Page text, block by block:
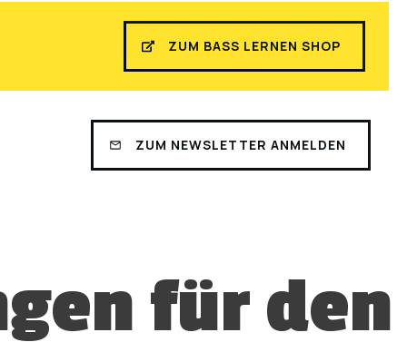
ZUM BASS LERNEN SHOP
ZUM NEWSLETTER ANMELDEN
für den